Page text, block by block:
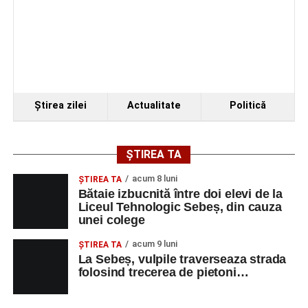
reprezintă doar începutul unei serii de concerte care vor
avea loc pe parcursul taberei, oferind comunității din
și de a lua parte la un veritabil schimb cultural prin
Adaugă-ne ca sursă preferată
Urmărește-ne pe Google News
Ştirea zilei Actualitate Politică
ȘTIREA TA
ŞTIREA TA acum 8 luni
Bătaie izbucnită între doi elevi de la
Liceul Tehnologic Sebeș, din cauza
unei colege
ŞTIREA TA acum 9 luni
La Sebeș, vulpile traverseaza strada
folosind trecerea de pietoni…